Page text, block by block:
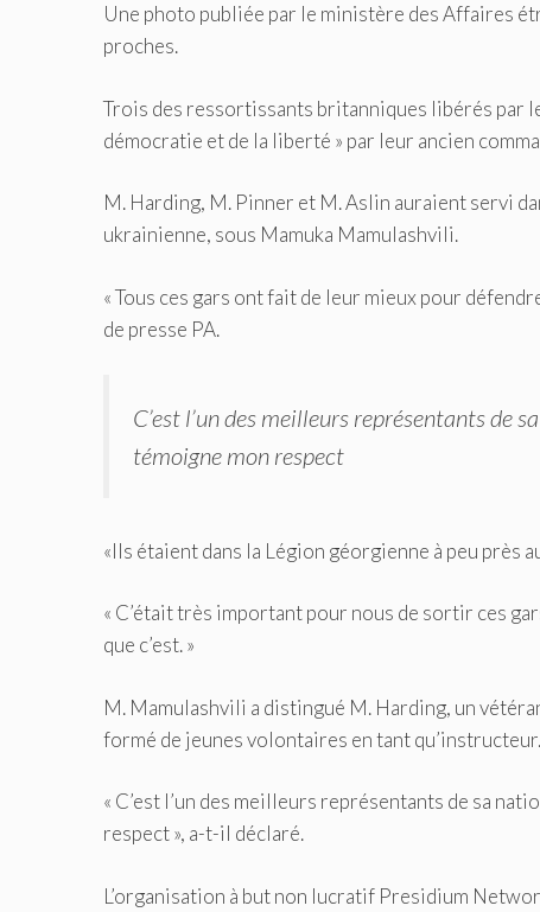
Une photo publiée par le ministère des Affaires
proches.
Trois des ressortissants britanniques libérés par
démocratie et de la liberté » par leur ancien
M. Harding, M. Pinner et M. Aslin auraient servi
ukrainienne, sous Mamuka Mamulashvili.
« Tous ces gars ont fait de leur mieux pour
de presse PA.
C’est l’un des meilleurs représentants de
témoigne mon respect
«Ils étaient dans la Légion géorgienne à peu près
« C’était très important pour nous de sortir ces
que c’est. »
M. Mamulashvili a distingué M. Harding, un
formé de jeunes volontaires en tant qu’instructeur.
« C’est l’un des meilleurs représentants de sa
respect », a-t-il déclaré.
L’organisation à but non lucratif Presidium